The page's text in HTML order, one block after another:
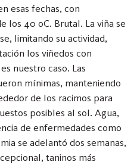
esas fechas, con
los 40 oC. Brutal. La viña se
limitando su actividad,
los viñedos con
nuestro caso. Las
mínimas, manteniendo
de los racimos para
posibles al sol. Agua,
de enfermedades como
se adelantó dos semanas,
taninos más